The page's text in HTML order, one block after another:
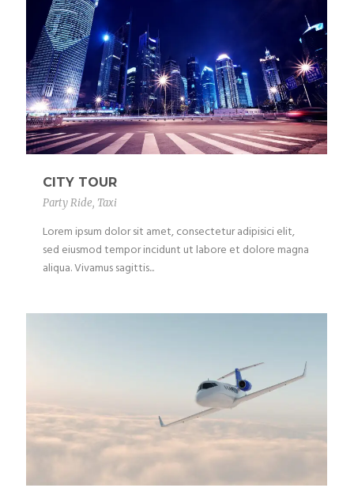
CITY TOUR
Party Ride, Taxi
Lorem ipsum dolor sit amet, consectetur adipisici elit,
sed eiusmod tempor incidunt ut labore et dolore magna
aliqua. Vivamus sagittis...